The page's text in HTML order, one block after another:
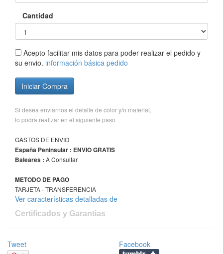
Cantidad
Acepto facilitar mis datos para poder realizar el pedido y
su envio. información básica pedido
Iniciar Compra
Si desea enviarnos el detalle de color y/o material,
lo podra realizar en el siguiente paso
GASTOS DE ENVIO
España Peninsular : ENVIO GRATIS
Baleares : A Consultar
METODO DE PAGO
TARJETA - TRANSFERENCIA
Ver características detalladas de
Certificados y Garantias
Tweet Facebook